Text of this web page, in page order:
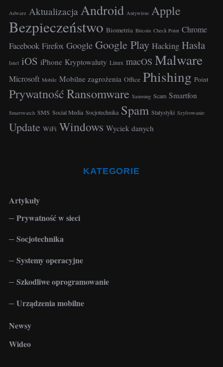
Adware Aktualizacja Android Antywirus Apple
Bezpieczeństwo Biometria Bitcoin Check Point Chrome
Facebook Firefox Google Google Play Hacking Hasła
Intel iOS iPhone Kryptowaluty Linux macOS Malware
Microsoft Mobile Mobilne zagrożenia Office Phishing Point
PrywatnośćRansomware Samsung Scam Smartfon
Smartwatch SMS Social Media Socjotechnika Spam Statystyki Szyfrowanie
Update WiFi Windows Wyciek danych
KATEGORIE
Artykuły
Prywatność w sieci
Socjotechnika
Systemy operacyjne
Szkodliwe oprogramowanie
Urządzenia mobilne
Newsy
Wideo